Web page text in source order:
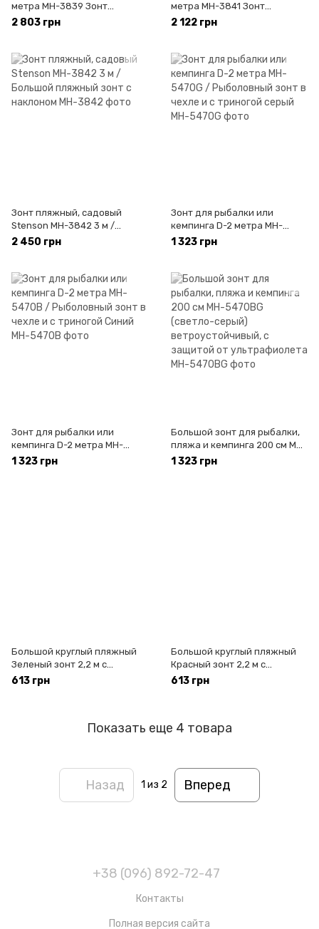
метра MH-3839 Зонт
садовый, для кафе диаметр
2 803 грн
метра MH-3841 Зонт
садовый, для кафе диаметр
2 122 грн
Зонт пляжный, садовый
Stenson MH-3842 3 м /
Большой пляжный зонт с
2 450 грн
Зонт для рыбалки или
кемпинга D-2 метра MH-
5470G / Рыболовный зонт в
1 323 грн
Зонт для рыбалки или
кемпинга D-2 метра MH-
5470B / Рыболовный зонт в
1 323 грн
Большой зонт для рыбалки,
пляжа и кемпинга 200 см MH-
5470BG (светло-серый)
1 323 грн
Большой круглый пляжный
Зеленый зонт 2,2 м с
регулировкой наклона, 8
613 грн
Большой круглый пляжный
Красный зонт 2,2 м с
регулировкой наклона, 8
613 грн
Показать еще 4 товара
Назад 1 из 2 Вперед
+38 (096) 892-72-47
Контакты
Полная версия сайта